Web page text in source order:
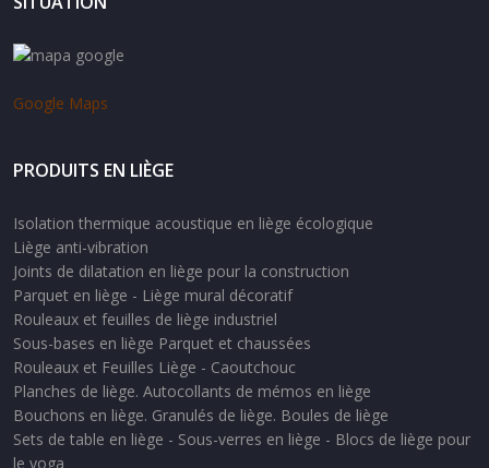
Google Maps
PRODUITS EN LIÈGE
Isolation thermique acoustique en liège écologique
Liège anti-vibration
Joints de dilatation en liège pour la construction
Parquet en liège - Liège mural décoratif
Rouleaux et feuilles de liège industriel
Sous-bases en liège Parquet et chaussées
Rouleaux et Feuilles Liège - Caoutchouc
Planches de liège. Autocollants de mémos en liège
Bouchons en liège. Granulés de liège. Boules de liège
Sets de table en liège - Sous-verres en liège - Blocs de liège pour
le yoga